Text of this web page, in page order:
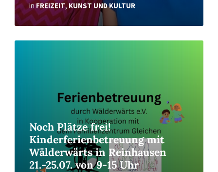
inFREIZEIT, KUNST UND KULTUR
Noch Plätze frei!
Kinderferienbetreuung mit
Wälderwärts in Reinhausen
21.-25.07. von 9-15 Uhr
Read